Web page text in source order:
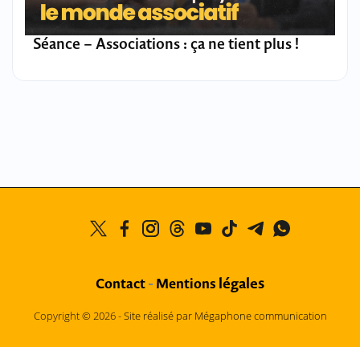
Séance – Associations : ça ne tient plus !
Contact - Mentions légales
Copyright © 2026 -Site réalisé par Mégaphone communication